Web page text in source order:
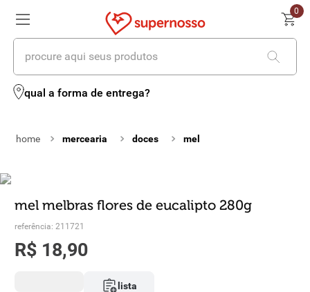
0
procure aqui seus produtos
qual a forma de entrega?
mercearia doces mel
mel melbras flores de eucalipto 280g
referência: 211721
R$ 18,90
lista
termos mais buscados
2º leite
4º iogurte
5º queijo
6º vinhos